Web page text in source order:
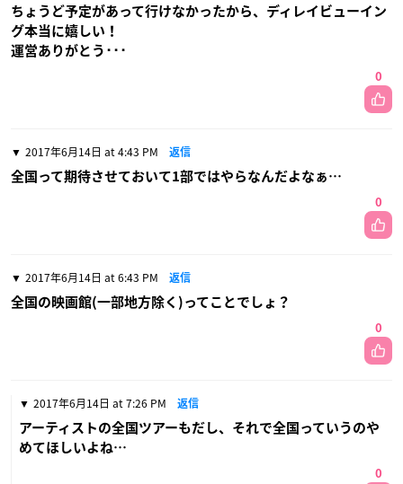
ちょうど予定があって行けなかったから、ディレイビューイン
グ本当に嬉しい！
運営ありがとう･･･
0
2017年6月14日 at 4:43 PM 返信
全国って期待させておいて1部ではやらなんだよなぁ…
0
2017年6月14日 at 6:43 PM 返信
全国の映画館(一部地方除く)ってことでしょ？
0
2017年6月14日 at 7:26 PM 返信
アーティストの全国ツアーもだし、それで全国っていうのや
めてほしいよね…
0